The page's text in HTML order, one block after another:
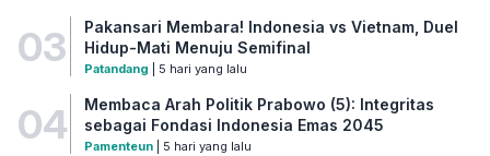
03
Pakansari Membara! Indonesia vs Vietnam, Duel
Hidup-Mati Menuju Semifinal
Patandang | 5 hari yang lalu
04
Membaca Arah Politik Prabowo (5): Integritas
sebagai Fondasi Indonesia Emas 2045
Pamenteun| 5 hari yang lalu